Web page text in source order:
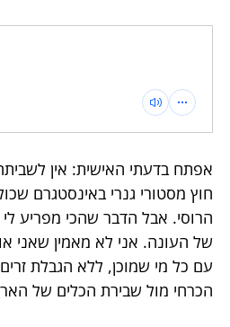
אפתח בדעתי האישית: אין
חוץ מסטורי גנרי באינסטגרם
הרוסי. אבל הדבר שהכי מפריע
של העונה. אני לא מאמין שאני
עם כל מי שמוכן, ללא הגבלת
הכרחי מול שבירת הכלים של